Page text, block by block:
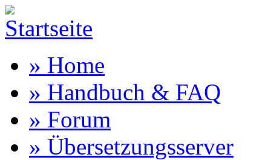
» Home
» Handbuch & FAQ
» Forum
» Übersetzungsserver